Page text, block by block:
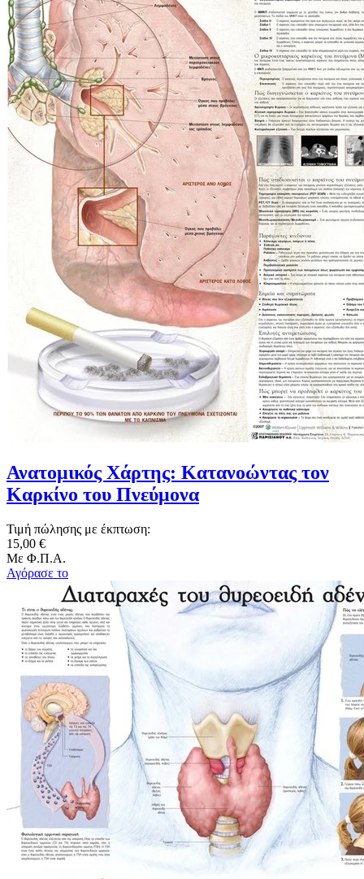
Ανατομικός Χάρτης: Κατανοώντας τον
Καρκίνο του Πνεύμονα
Τιμή πώλησης με έκπτωση:
15,00 €
Με Φ.Π.Α.
Αγόρασε το